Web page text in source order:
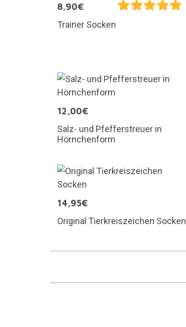
8,90€
Trainer Socken
12,00€
Salz- und Pfefferstreuer in
Hörnchenform
14,95€
Original Tierkreiszeichen Socken